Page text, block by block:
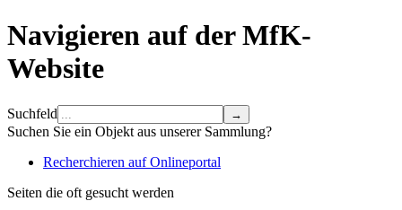
Navigieren auf der MfK-
Website
Suchfeld
Suchen Sie ein Objekt aus unserer Sammlung?
Recherchieren auf Onlineportal
Seiten die oft gesucht werden